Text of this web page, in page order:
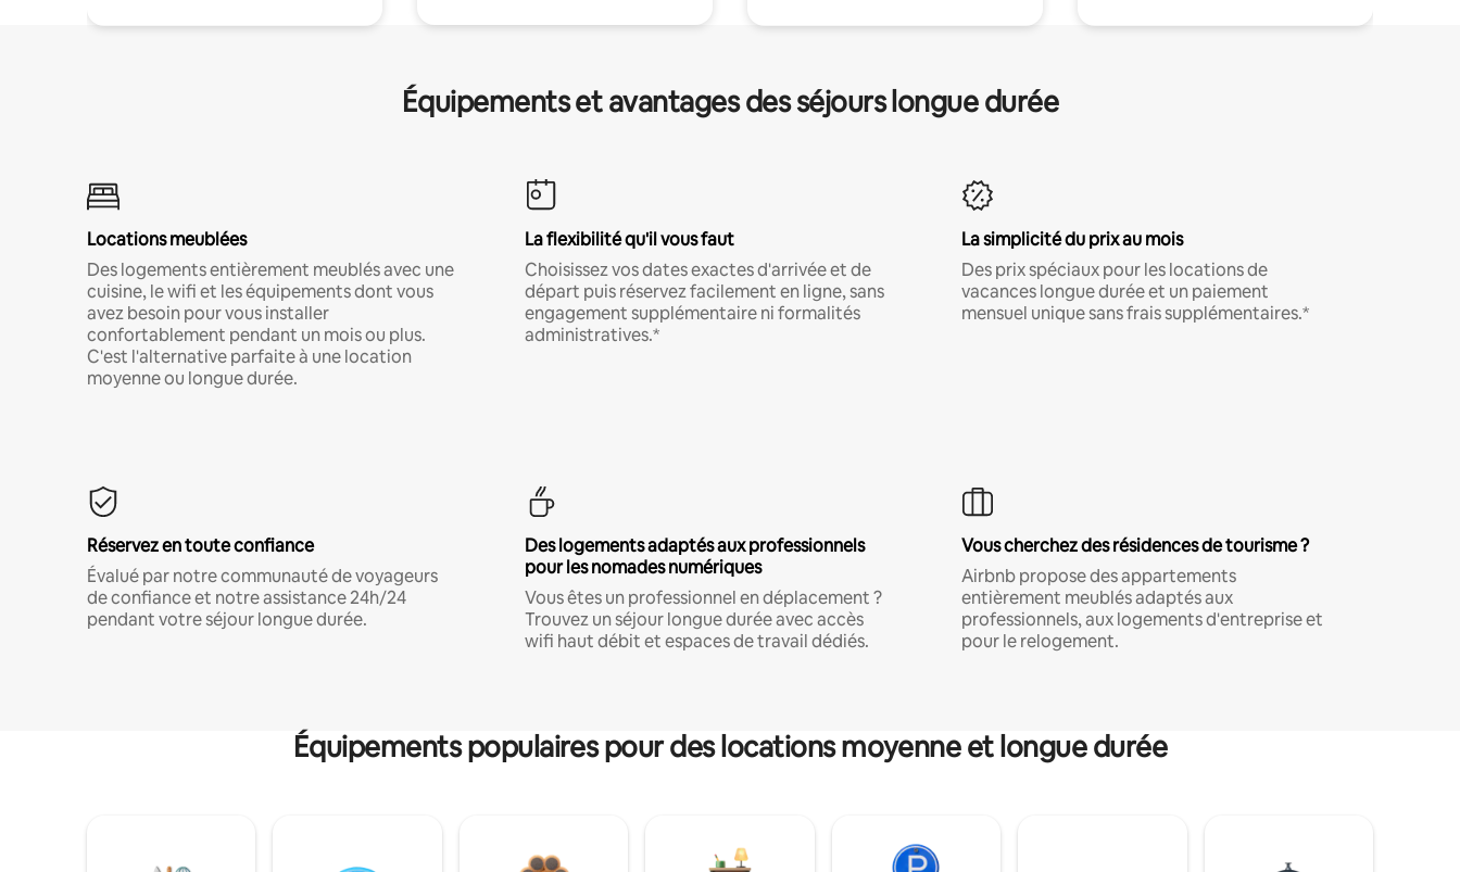
Équipements et avantages des séjours longue durée
Locations meublées
Des logements entièrement meublés avec une
cuisine, le wifi et les équipements dont vous
avez besoin pour vous installer
confortablement pendant un mois ou plus.
C'est l'alternative parfaite à une location
moyenne ou longue durée.
La flexibilité qu'il vous faut
Choisissez vos dates exactes d'arrivée et de
départ puis réservez facilement en ligne, sans
engagement supplémentaire ni formalités
administratives.*
La simplicité du prix au mois
Des prix spéciaux pour les locations de
vacances longue durée et un paiement
mensuel unique sans frais supplémentaires.*
Réservez en toute confiance
Évalué par notre communauté de voyageurs
de confiance et notre assistance 24h/24
pendant votre séjour longue durée.
Des logements adaptés aux professionnels
pour les nomades numériques
Vous êtes un professionnel en déplacement ?
Trouvez un séjour longue durée avec accès
wifi haut débit et espaces de travail dédiés.
Vous cherchez des résidences de tourisme ?
Airbnb propose des appartements
entièrement meublés adaptés aux
professionnels, aux logements d'entreprise et
pour le relogement.
Équipements populaires pour des locations moyenne et longue durée